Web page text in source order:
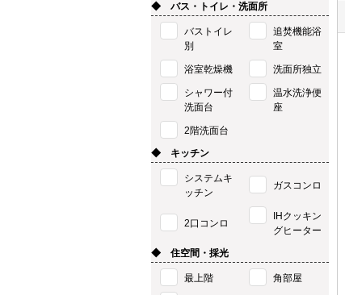
◆ バス・トイレ・洗面所
バストイレ
別
追焚機能浴
室
浴室乾燥機 洗面所独立
シャワー付
洗面台
温水洗浄便
座
2階洗面台
◆ キッチン
システムキ
ッチン
ガスコンロ
2口コンロ
IHクッキン
グヒーター
◆ 住空間・採光
最上階 角部屋